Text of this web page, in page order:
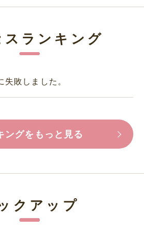
スランキング
敗しました。
ングをもっと見る
クアップ